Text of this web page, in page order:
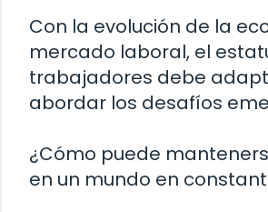
Con la evolución de la
mercado laboral, el
trabajadores debe
abordar los desafíos
¿Cómo puede
en un mundo en